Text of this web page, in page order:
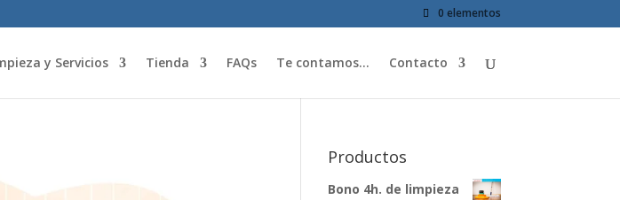
0 elementos
y Servicios Tienda FAQs Te contamos… Contacto
Productos
Bono 4h. de limpieza